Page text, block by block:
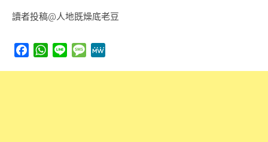
讀者投稿@人地既燥底老豆
FacebookWhatsApp
Line Message